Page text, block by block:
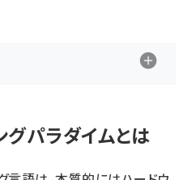
パラダイムとは